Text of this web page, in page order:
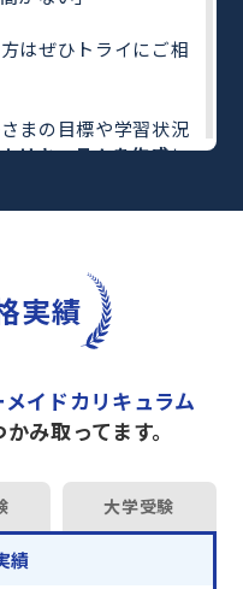
はぜひトライにご相
まの目標や学習状況
リキュラムを作成し
た教師がわかるまで
がわかる「AI学習診
強をナビゲートする
習コンテンツが
”を目指しません
ております。
実績
イドカリキュラム
み取ってます。
大学受験
績